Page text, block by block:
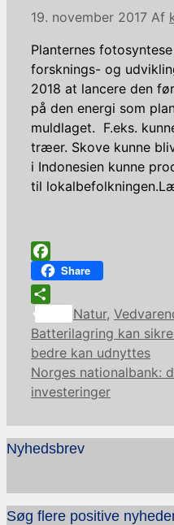
19. november 2017 Af
Planternes
forsknings- og
2018 at lancere den
på den energi som
muldlaget. F.eks.
træer. Skove kunne
i Indonesien kunne
til lokalbefolkningen.
Facebook
Share
Share
Kategorier
Natur,
Batterilagring kan
bedre kan udnyttes
Norges nationalbank:
investeringer
Nyhedsbrev
Søg flere positive